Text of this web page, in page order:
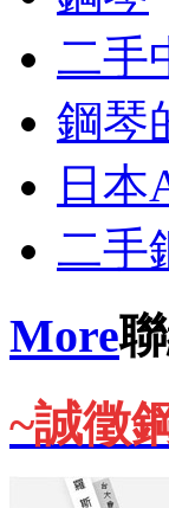
二手
鋼琴
日本
二手
More
~誠徵